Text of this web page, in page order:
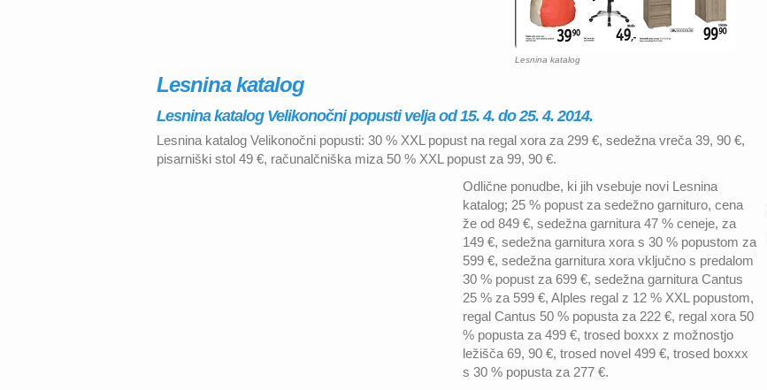
Lesnina katalog
Lesnina katalog
Lesnina katalog Velikonočni popusti velja od 15. 4. do 25. 4. 2014.
Lesnina katalog Velikonočni popusti: 30 % XXL popust na regal xora za 299 €, sedežna vreča 39, 90 €,
pisarniški stol 49 €, računalčniška miza 50 % XXL popust za 99, 90 €.
Odlične ponudbe, ki jih vsebuje novi Lesnina
katalog; 25 % popust za sedežno garnituro, cena
že od 849 €, sedežna garnitura 47 % ceneje, za
149 €, sedežna garnitura xora s 30 % popustom za
599 €, sedežna garnitura xora vključno s predalom
30 % popust za 699 €, sedežna garnitura Cantus
25 % za 599 €, Alples regal z 12 % XXL popustom,
regal Cantus 50 % popusta za 222 €, regal xora 50
% popusta za 499 €, trosed boxxx z možnostjo
ležišča 69, 90 €, trosed novel 499 €, trosed boxxx
s 30 % popusta za 277 €.